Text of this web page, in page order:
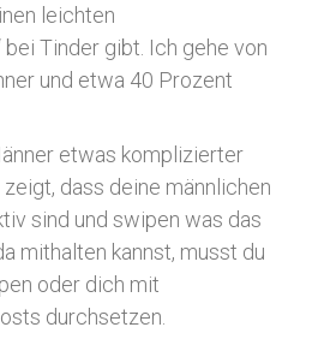
leichten
bei Tinder gibt. Ich gehe von
und etwa 40 Prozent
etwas komplizierter
dass deine männlichen
sind und swipen was das
mithalten kannst, musst du
oder dich mit
durchsetzen.